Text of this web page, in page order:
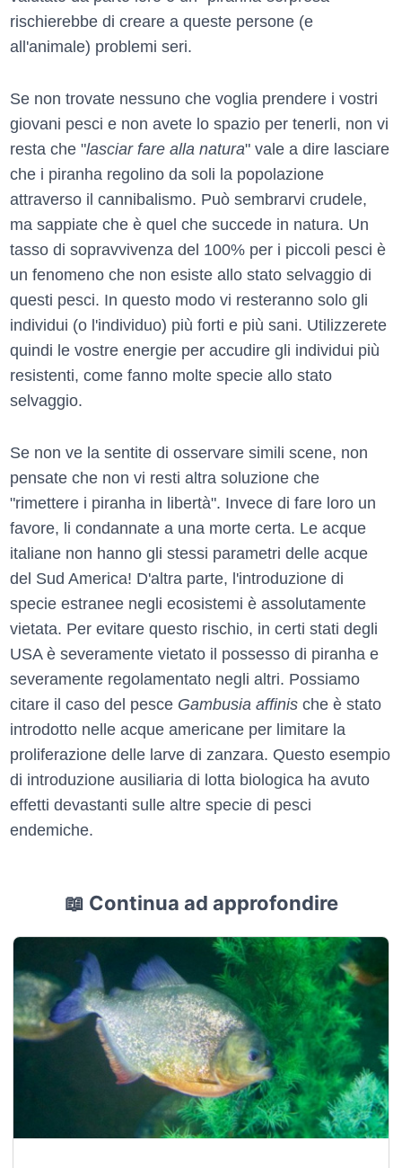
rischierebbe di creare a queste persone (e
all'animale) problemi seri.
Se non trovate nessuno che voglia prendere i vostri
giovani pesci e non avete lo spazio per tenerli, non vi
resta che "lasciar fare alla natura" vale a dire lasciare
che i piranha regolino da soli la popolazione
attraverso il cannibalismo. Può sembrarvi crudele,
ma sappiate che è quel che succede in natura. Un
tasso di sopravvivenza del 100% per i piccoli pesci è
un fenomeno che non esiste allo stato selvaggio di
questi pesci. In questo modo vi resteranno solo gli
individui (o l'individuo) più forti e più sani. Utilizzerete
quindi le vostre energie per accudire gli individui più
resistenti, come fanno molte specie allo stato
selvaggio.
Se non ve la sentite di osservare simili scene, non
pensate che non vi resti altra soluzione che
"rimettere i piranha in libertà". Invece di fare loro un
favore, li condannate a una morte certa. Le acque
italiane non hanno gli stessi parametri delle acque
del Sud America! D'altra parte, l'introduzione di
specie estranee negli ecosistemi è assolutamente
vietata. Per evitare questo rischio, in certi stati degli
USA è severamente vietato il possesso di piranha e
severamente regolamentato negli altri. Possiamo
citare il caso del pesce Gambusia affinis che è stato
introdotto nelle acque americane per limitare la
proliferazione delle larve di zanzara. Questo esempio
di introduzione ausiliaria di lotta biologica ha avuto
effetti devastanti sulle altre specie di pesci
endemiche.
📖 Continua ad approfondire